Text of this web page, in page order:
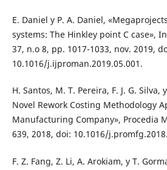
E. Daniel y P. A. Daniel,
systems: The Hinkley point C case»,
37, n.o 8, pp. 1017-1033, nov. 2019,
10.1016/j.ijproman.2019.05.001.
H. Santos, M. T. Pereira, F. J. G. Silva,
Novel Rework Costing Methodology
Manufacturing Company», Procedia
639, 2018, doi: 10.1016/
F. Z. Fang, Z. Li, A. Arokiam, y T.